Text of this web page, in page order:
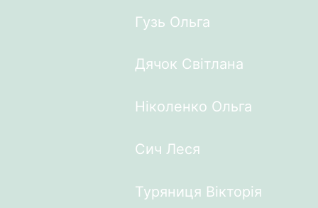
Гузь Ольга
Дячок Світлана
Ніколенко Ольга
Сич Леся
Туряниця Вікторія